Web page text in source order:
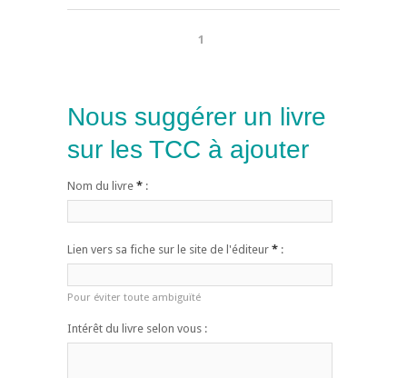
1
Nous suggérer un livre
sur les TCC à ajouter
Nom du livre * :
Lien vers sa fiche sur le site de l'éditeur * :
Pour éviter toute ambiguïté
Intérêt du livre selon vous :